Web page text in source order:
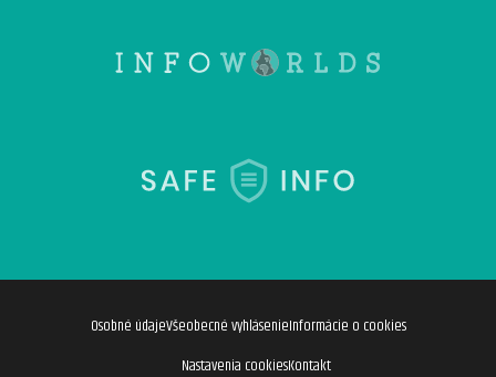
Osobné údajeVšeobecné vyhlásenieInformácie o cookies
Nastavenia cookiesKontakt